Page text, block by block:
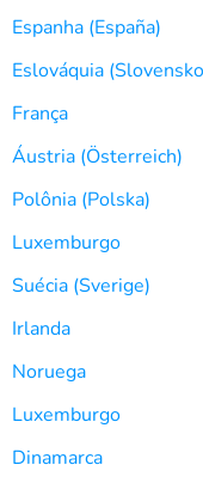
Espanha (España)
Eslováquia
França
Áustria (Österreich)
Polônia (Polska)
Luxemburgo
Suécia (Sverige)
Irlanda
Noruega
Luxemburgo
Dinamarca